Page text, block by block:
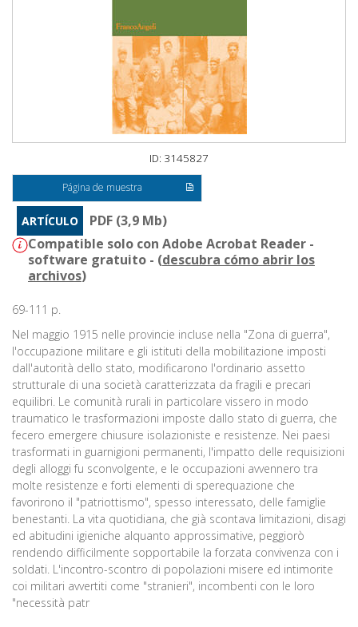
ID: 3145827
Página de muestra
ARTÍCULO
PDF (3,9 Mb)
Compatible solo con Adobe Acrobat Reader -
software gratuito - (descubra cómo abrir los
archivos)
69-111 p.
Nel maggio 1915 nelle provincie incluse nella "Zona di guerra",
l'occupazione militare e gli istituti della mobilitazione imposti
dall'autorità dello stato, modificarono l'ordinario assetto
strutturale di una società caratterizzata da fragili e precari
equilibri. Le comunità rurali in particolare vissero in modo
traumatico le trasformazioni imposte dallo stato di guerra, che
fecero emergere chiusure isolazioniste e resistenze. Nei paesi
trasformati in guarnigioni permanenti, l'impatto delle requisizioni
degli alloggi fu sconvolgente, e le occupazioni avvennero tra
molte resistenze e forti elementi di sperequazione che
favorirono il "patriottismo", spesso interessato, delle famiglie
benestanti. La vita quotidiana, che già scontava limitazioni, disagi
ed abitudini igieniche alquanto approssimative, peggiorò
rendendo difficilmente sopportabile la forzata convivenza con i
soldati. L'incontro-scontro di popolazioni misere ed intimorite
coi militari avvertiti come "stranieri", incombenti con le loro
"necessità patr